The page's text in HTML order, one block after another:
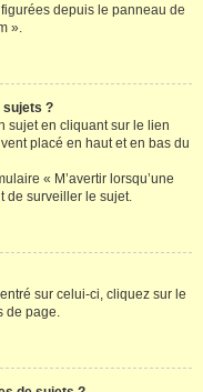
depuis le panneau de
».
sujets ?
sujet en cliquant sur le lien
placé en haut et en bas du
« M’avertir lorsqu’une
de surveiller le sujet.
sur celui-ci, cliquez sur le
de page.